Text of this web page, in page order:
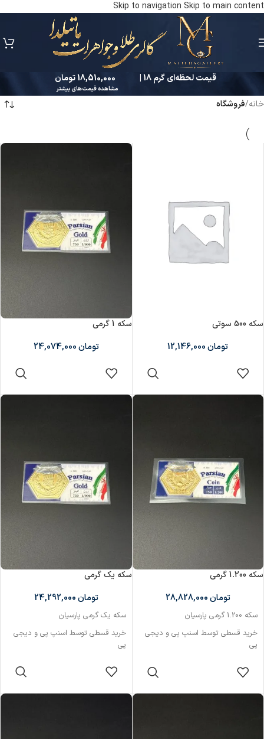
Skip to navigation Skip to main content
قیمت لحظه‌ای گرم 18 | 18,510,000 تومان
مشاهده قیمت‌های بیشتر
خانه/فروشگاه
سکه 500 سوتی
تومان12,146,000
سکه 1 گرمی
تومان
سکه 1.200 گرمی
تومان
سکه 1.200 گرمی پارسیان
خرید قسطی توسط اسنپ پی و دیجی
پی
سکه یک گرمی
تومان
سکه یک گرمی پارسیان
خرید قسطی توسط اسنپ پی و دیجی
پی